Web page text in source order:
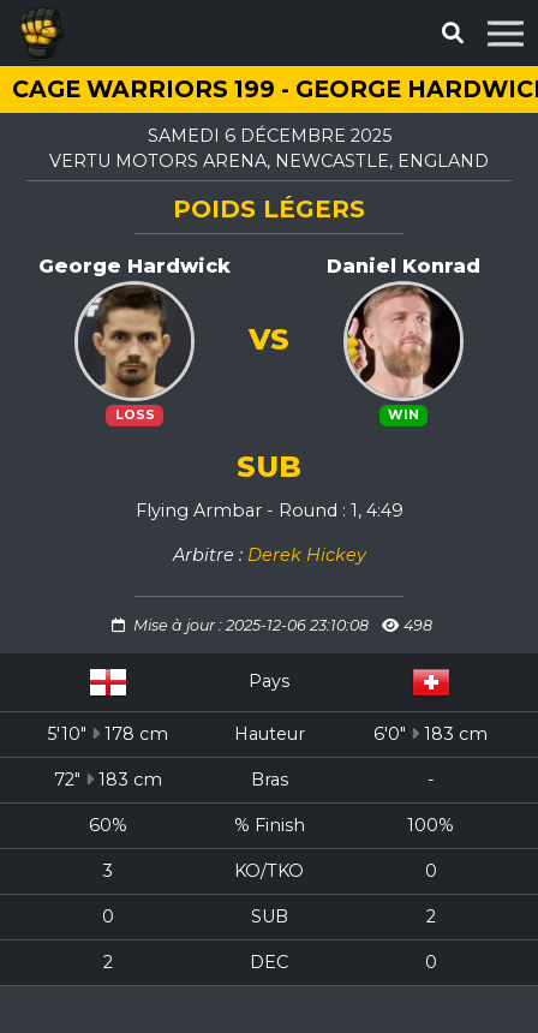
CAGE WARRIORS 199 - GEORGE
SAMEDI 6 DÉCEMBRE 2025
VERTU MOTORS ARENA, NEWCASTLE, ENGLAND
POIDS LÉGERS
George Hardwick
LOSS
Daniel Konrad
WIN
VS
SUB
Flying Armbar - Round : 1, 4:49
Arbitre : Derek Hickey
Mise à jour : 2025-12-06 23:10:08 498
Pays
5'10" 178 cm Hauteur 6'0" 183 cm
72" 183 cm Bras -
60% % Finish 100%
3 KO/TKO 0
0 SUB 2
2 DEC 0